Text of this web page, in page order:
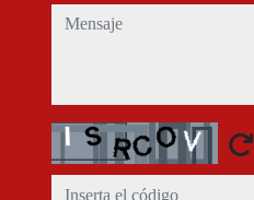
mensaje
Captcha